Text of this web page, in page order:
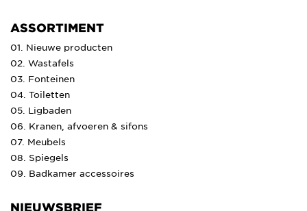
ASSORTIMENT
01. Nieuwe producten
02. Wastafels
03. Fonteinen
04. Toiletten
05. Ligbaden
06. Kranen, afvoeren & sifons
07. Meubels
08. Spiegels
09. Badkamer accessoires
NIEUWSBRIEF